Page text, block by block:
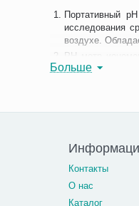
Портативный
исследования
воздухе.
РН метр
концентрацию,
возможность
Принцип
У всех
Используется
дисплее.
Больше
Контакты
О нас
Каталог